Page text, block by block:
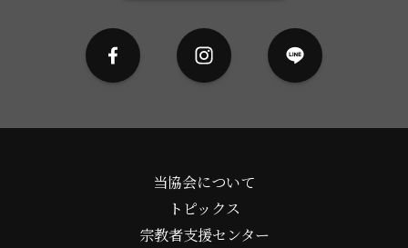
当協会について
トピックス
宗教者支援センター